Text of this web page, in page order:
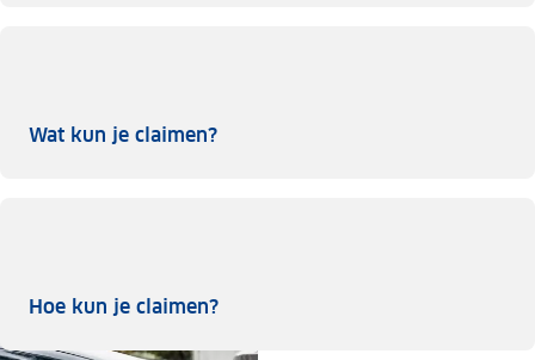
Wat kun je claimen?Wat kun je claimen?
Hoe kun je claimen?Hoe kun je claimen?